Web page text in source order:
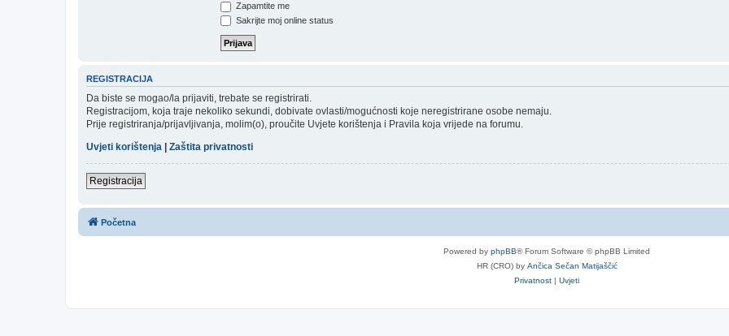
Zapamtite me
Sakrijte moj online status
REGISTRACIJA
Da biste se mogao/la prijaviti, trebate se registrirati.
Registracijom, koja traje nekoliko sekundi, dobivate ovlasti/mogućnosti koje neregistrirane osobe nemaju.
Prije registriranja/prijavljivanja, molim(o), proučite Uvjete korištenja i Pravila koja vrijede na forumu.
Uvjeti korištenja | Zaštita privatnosti
Registracija
Početna
Powered by phpBB® Forum Software © phpBB Limited
HR (CRO) by Ančica Sečan Matijaščić
Privatnost | Uvjeti